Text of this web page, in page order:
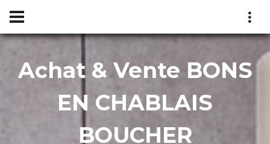
Achat & Vente BONS
EN CHABLAIS
BOUCHER